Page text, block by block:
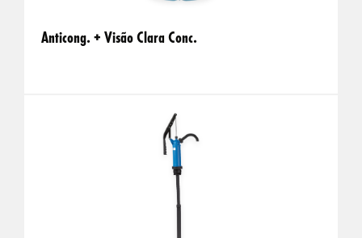
Anticong. + Visão Clara Conc.